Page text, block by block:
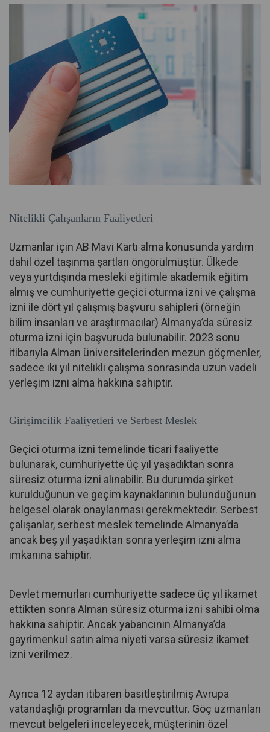
Nitelikli Çalışanların Faaliyetleri
Uzmanlar için AB Mavi Kartı alma konusunda yardım
dahil özel taşınma şartları öngörülmüştür. Ülkede
veya yurtdışında mesleki eğitimle akademik eğitim
almış ve cumhuriyette geçici oturma izni ve çalışma
izni ile dört yıl çalışmış başvuru sahipleri (örneğin
bilim insanları ve araştırmacılar) Almanya’da süresiz
oturma izni için başvuruda bulunabilir. 2023 sonu
itibarıyla Alman üniversitelerinden mezun göçmenler,
sadece iki yıl nitelikli çalışma sonrasında uzun vadeli
yerleşim izni alma hakkına sahiptir.
Girişimcilik Faaliyetleri ve Serbest Meslek
Geçici oturma izni temelinde ticari faaliyette
bulunarak, cumhuriyette üç yıl yaşadıktan sonra
süresiz oturma izni alınabilir. Bu durumda şirket
kurulduğunun ve geçim kaynaklarının bulunduğunun
belgesel olarak onaylanması gerekmektedir. Serbest
çalışanlar, serbest meslek temelinde Almanya’da
ancak beş yıl yaşadıktan sonra yerleşim izni alma
imkanına sahiptir.
Devlet memurları cumhuriyette sadece üç yıl ikamet
ettikten sonra Alman süresiz oturma izni sahibi olma
hakkına sahiptir. Ancak yabancının Almanya’da
gayrimenkul satın alma niyeti varsa süresiz ikamet
izni verilmez.
Ayrıca 12 aydan itibaren basitleştirilmiş Avrupa
vatandaşlığı programları da mevcuttur. Göç uzmanları
mevcut belgeleri inceleyecek, müşterinin özel